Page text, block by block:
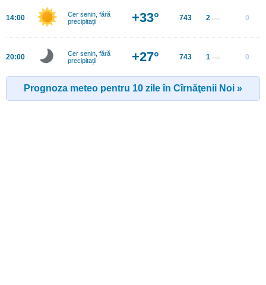
14:00
Cer senin, fără
precipitații
+33° 743 2 m/s 0
20:00
Cer senin, fără
precipitații
+27° 743 1 m/s 0
Prognoza meteo pentru 10 zile în Cîrnăţenii Noi »